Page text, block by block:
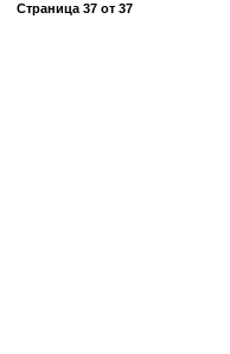
Страница 37 от 37